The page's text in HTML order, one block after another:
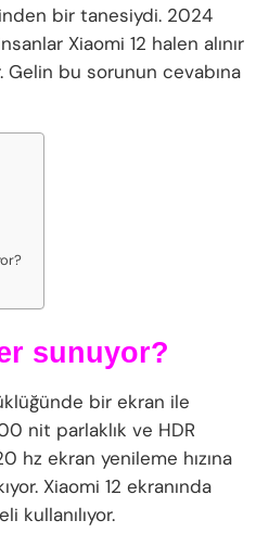
bir tanesiydi. 2024
Xiaomi 12 halen alınır
Gelin bu sorunun cevabına
sunuyor?
bir ekran ile
nit parlaklık ve HDR
hz ekran yenileme hızına
Xiaomi 12 ekranında
kullanılıyor.